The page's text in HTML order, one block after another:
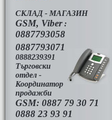
СКЛАД - МАГАЗИН
GSM, Viber:
0887793058
0887793071
0888239391
Търговски
отдел -
Координатор
продажби
GSM: 0887 79 30 71
0888 23 93 91